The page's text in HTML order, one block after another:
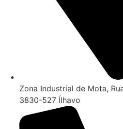
Zona Industrial de Mota,
3830-527 Ílhavo